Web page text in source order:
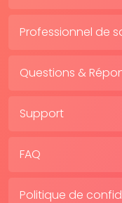
Professionnel de
Questions &
Support
FAQ
Politique de